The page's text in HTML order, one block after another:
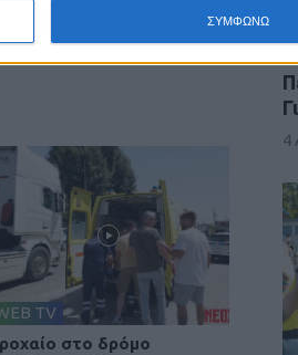
ΣΥΜΦΩΝΩ
TV
στο δρόμο
4